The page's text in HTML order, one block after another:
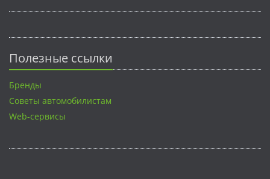
Полезные ссылки
Бренды
Советы автомобилистам
Web-сервисы